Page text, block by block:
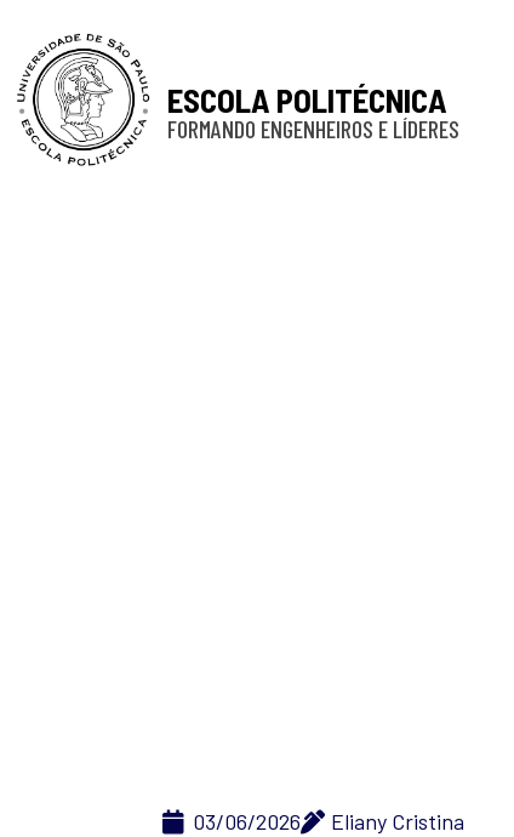
ESCOLA POLITÉCNICA
FORMANDO ENGENHEIROS E LÍDERES
03/06/2026 Eliany Cristina